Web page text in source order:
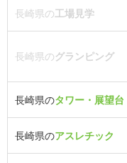
長崎県の工場見学
長崎県のグランピング
長崎県のタワー・展望台
長崎県のアスレチック